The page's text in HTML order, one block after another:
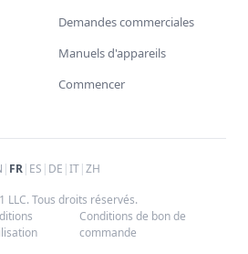
Demandes commerciales
Manuels d'appareils
Commencer
| FR| ES | DE |IT|ZH
LLC. Tous droits réservés.
Conditions de bon de
commande